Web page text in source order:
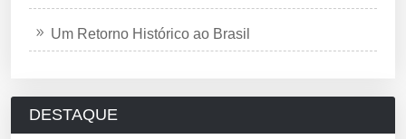
Um Retorno Histórico ao Brasil
DESTAQUE